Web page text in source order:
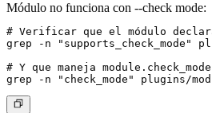
Módulo no funciona con --check mode:
# Verificar que el módulo declara
grep -n "supports_check_mode"
# Y que maneja